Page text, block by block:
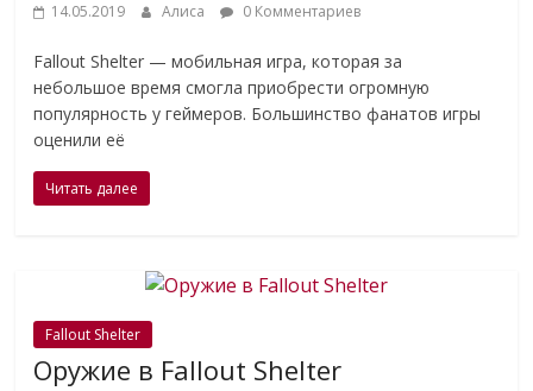
14.05.2019 Алиса 0 Комментариев
Fallout Shelter — мобильная игра, которая за
небольшое время смогла приобрести огромную
популярность у геймеров. Большинство фанатов игры
оценили её
Читать далее
Fallout Shelter
Оружие в Fallout Shelter